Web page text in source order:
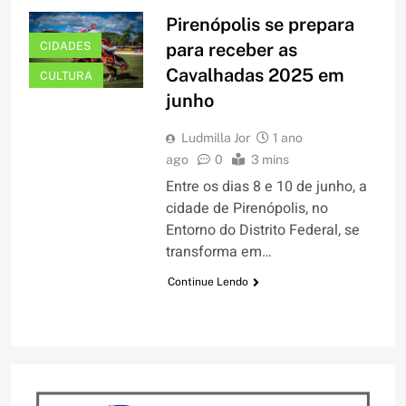
CIDADES
CULTURA
Pirenópolis se prepara
para receber as
Cavalhadas 2025 em
junho
Ludmilla Jor
1 ano
ago
0 3 mins
Entre os dias 8 e 10 de junho, a
cidade de Pirenópolis, no
Entorno do Distrito Federal, se
transforma em…
Continue Lendo